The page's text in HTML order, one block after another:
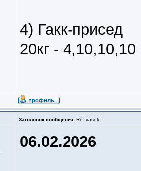
4) Гакк-присед
20кг - 4,10,10,10
Заголовок сообщения: Re: vasek
06.02.2026